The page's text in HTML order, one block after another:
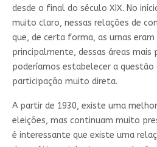
desde o final do século XIX. No
muito claro, nessas relações de
que, de certa forma, as urnas eram
principalmente, dessas áreas mais
poderíamos estabelecer a
participação muito direta.
A partir de 1930, existe uma
eleições, mas continuam muito
é interessante que existe uma